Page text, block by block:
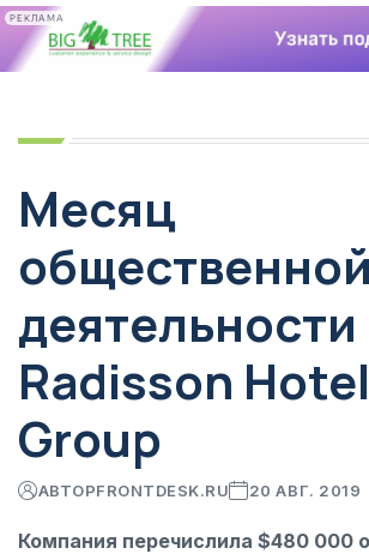
РЕКЛАМА
Месяц
общественной
деятельности
Radisson Hotel
Group
АВТОРFRONTDESK.RU 20 АВГ. 2019
Компания перечислила $480 000